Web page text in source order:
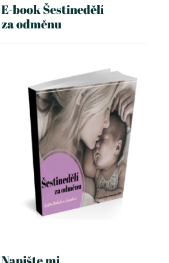
E-book Šestinedělí
za odměnu